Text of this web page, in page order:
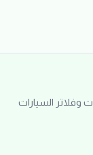
وفلاتر السيارات